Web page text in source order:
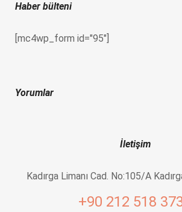
Haber bülteni
[mc4wp_form id="95"]
Yorumlar
İletişim
Kadırga Limanı Cad. No:105/A
+90 212 518